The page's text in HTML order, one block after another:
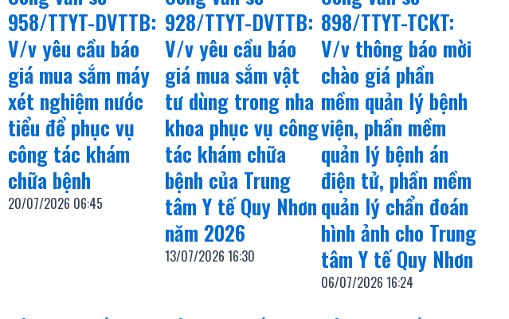
958/TTYT-DVTTB:
V/v yêu cầu báo
giá mua sắm máy
xét nghiệm nước
tiểu để phục vụ
công tác khám
chữa bệnh
20/07/2026 06:45
928/TTYT-DVTTB:
V/v yêu cầu báo
giá mua sắm vật
tư dùng trong nha
khoa phục vụ công
tác khám chữa
bệnh của Trung
tâm Y tế Quy Nhơn
năm 2026
13/07/2026 16:30
898/TTYT-TCKT:
V/v thông báo mời
chào giá phần
mềm quản lý bệnh
viện, phần mềm
quản lý bệnh án
điện tử, phần mềm
quản lý chẩn đoán
hình ảnh cho Trung
tâm Y tế Quy Nhơn
06/07/202616:24